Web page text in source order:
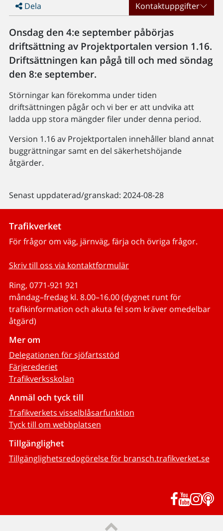
Dela Kontaktuppgifter
Onsdag den 4:e september påbörjas
driftsättning av Projektportalen version 1.16.
Driftsättningen kan pågå till och med söndag
den 8:e september.
Störningar kan förekomma under tiden
driftsättningen pågår och vi ber er att undvika att
ladda upp stora mängder filer under denna period.
Version 1.16 av Projektportalen innehåller bland annat
buggrättningar samt en del säkerhetshöjande
åtgärder.
Senast uppdaterad/granskad: 2024-08-28
Trafikverket
För frågor om väg, järnväg, färja och övriga frågor.
Skriv till oss via kontaktformulär
Ring, 0771-921 921
måndag–fredag kl. 8.00–16.00 (dygnet runt för
trafikinformation och akuta fel som kräver omedelbar
åtgärd)
Mer om
Delegationen för sjöfartsstöd
Färjerederiet
Trafikverksskolan
Anmäl och tyck till
Trafikverkets visselblåsarfunktion
Tyck till om webbplatsen
Tillgänglighet
Tillgänglighetsredogörelse för bransch.trafikverket.se
Facebook
YouTube